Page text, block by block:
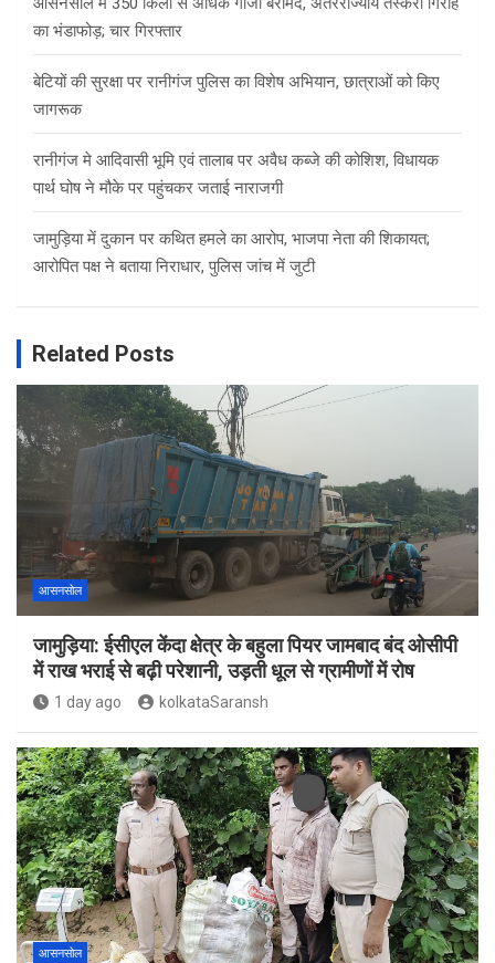
का भंडाफोड़; चार गिरफ्तार
बेटियों की सुरक्षा पर रानीगंज पुलिस का विशेष अभियान, छात्राओं को किए
जागरूक
रानीगंज मे आदिवासी भूमि एवं तालाब पर अवैध कब्जे की कोशिश, विधायक
पार्थ घोष ने मौके पर पहुंचकर जताई नाराजगी
जामुड़िया में दुकान पर कथित हमले का आरोप, भाजपा नेता की शिकायत;
आरोपित पक्ष ने बताया निराधार, पुलिस जांच में जुटी
Related Posts
आसनसोल
जामुड़िया: ईसीएल केंदा क्षेत्र के बहुला पियर जामबाद बंद ओसीपी
में राख भराई से बढ़ी परेशानी, उड़ती धूल से ग्रामीणों में रोष
1 day ago kolkataSaransh
आसनसोल